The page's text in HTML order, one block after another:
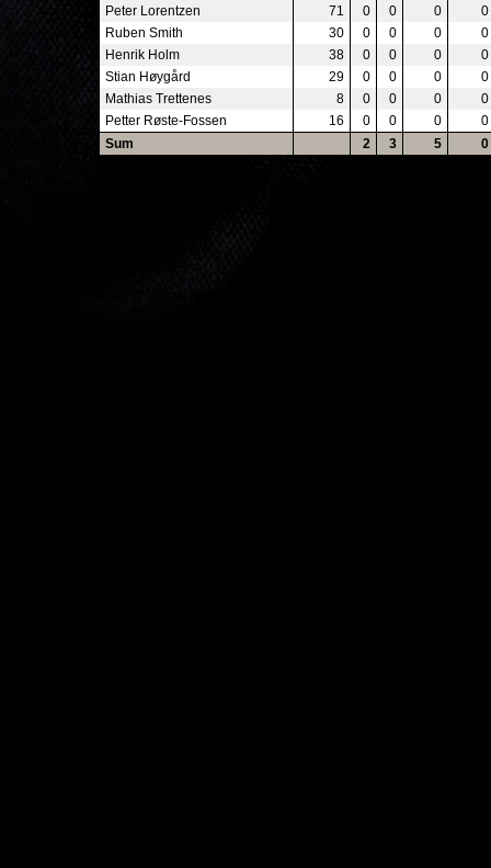
Peter Lorentzen
71 0 0 0
0
Ruben Smith
30 0 0 0
0
Henrik Holm
38 0 0 0
0
Stian Høygård
29 0 0 0
0
Mathias Trettenes
8 0 0 0
0
Petter Røste-Fossen
16 0 0 0
0
Sum
2 3 5 0